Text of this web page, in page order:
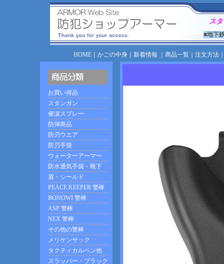
ス
■地下
HOME｜ かごの中身｜ 新着情報 商品一覧｜ 注文方法